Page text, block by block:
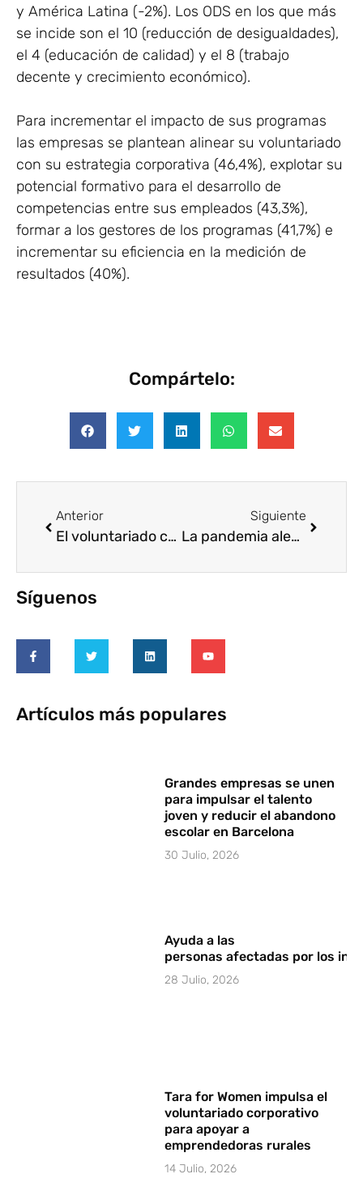
y América Latina (-2%). Los ODS en los que más
se incide son el 10 (reducción de desigualdades),
el 4 (educación de calidad) y el 8 (trabajo
decente y crecimiento económico).
Para incrementar el impacto de sus programas
las empresas se plantean alinear su voluntariado
con su estrategia corporativa (46,4%), explotar su
potencial formativo para el desarrollo de
competencias entre sus empleados (43,3%),
formar a los gestores de los programas (41,7%) e
incrementar su eficiencia en la medición de
resultados (40%).
Compártelo:
Anterior
El voluntariado corporativo también celebra el 5 de diciembre
Siguiente
La pandemia alentó aún más a los voluntarios de Banco Galicia
Síguenos
Artículos más populares
Grandes empresas se unen
para impulsar el talento
joven y reducir el abandono
escolar en Barcelona
30 Julio, 2026
Ayuda a las
personas afectadas por los
28 Julio, 2026
Tara for Women impulsa el
voluntariado corporativo
para apoyar a
emprendedoras rurales
14 Julio, 2026